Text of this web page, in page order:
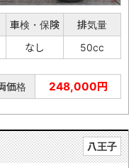
車検・保険
排気量
なし 50cc
価格 248,000円
八王子